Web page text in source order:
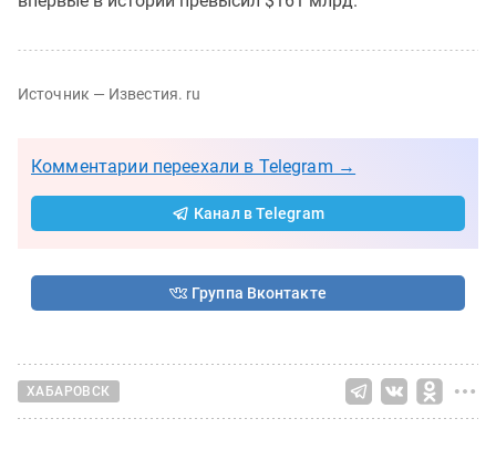
Источник — Известия. ru
Комментарии переехали в Telegram →
Канал в Telegram
Группа Вконтакте
ХАБАРОВСК